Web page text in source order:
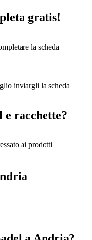
gratis!
la scheda
inviargli la scheda
e racchette?
ai prodotti